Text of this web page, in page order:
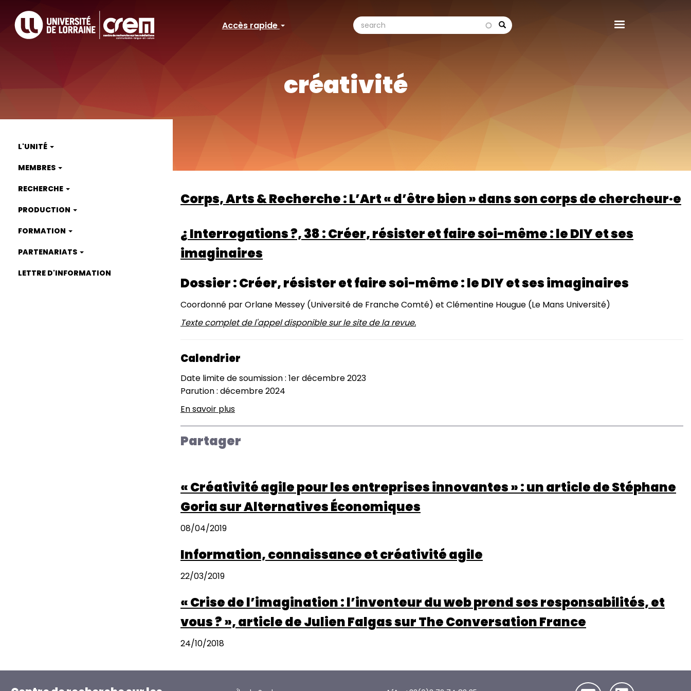
contenu
Accès
Accès rapide
Search
search search
créativité
L'UNITÉ
MEMBRES
RECHERCHE
PRODUCTION
FORMATION
PARTENARIATS
LETTRE D'INFORMATION
Corps, Arts & Recherche : L’Art « d’être bien » dans son corps de chercheur·e
¿ Interrogations ?, 38 : Créer, résister et faire soi-même : le DIY et ses
imaginaires
Dossier : Créer, résister et faire soi-même : le DIY et ses imaginaires
Coordonné par Orlane Messey (Université de Franche Comté) et Clémentine Hougue (Le Mans Université)
Texte complet de l'appel disponible sur le site de la revue.
Calendrier
Date limite de soumission : 1er décembre 2023
Parution : décembre 2024
En savoir plus
?,
Créer,
résister
et
même
:
et
imaginaires
Partager
« Créativité agile pour les entreprises innovantes » : un article de Stéphane
Goria sur Alternatives Économiques
08/04/2019
Information, connaissance et créativité agile
22/03/2019
« Crise de l’imagination : l’inventeur du web prend ses responsabilités, et
vous ? », article de Julien Falgas sur The Conversation France
24/10/2018